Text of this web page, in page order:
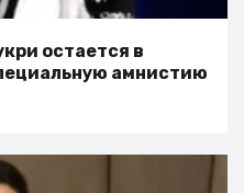
остается в
амнистию